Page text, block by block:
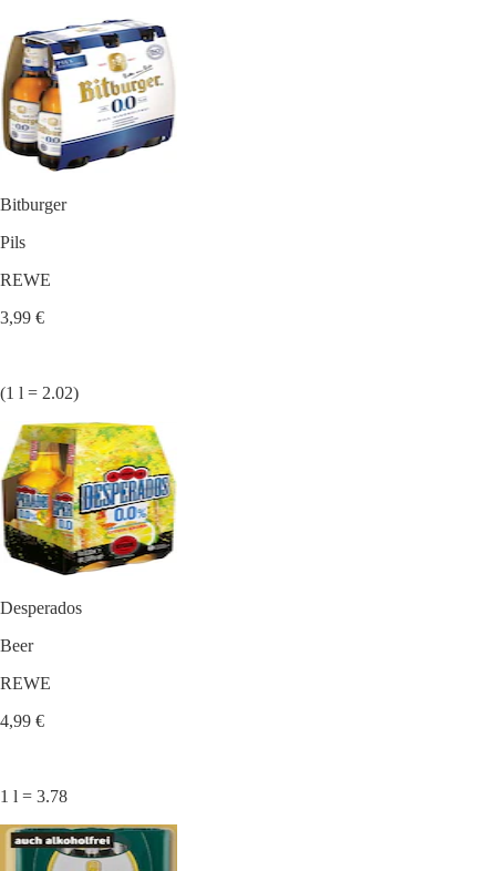
Bitburger
Pils
REWE
3,99 €
(1 l = 2.02)
Desperados
Beer
REWE
4,99 €
1 l = 3.78